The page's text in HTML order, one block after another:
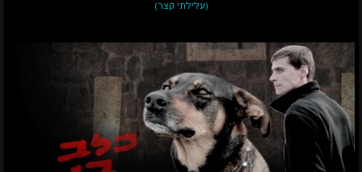
(עלילתי קצר)